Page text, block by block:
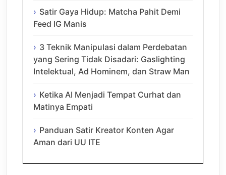
Satir Gaya Hidup: Matcha Pahit Demi
Feed IG Manis
3 Teknik Manipulasi dalam Perdebatan
yang Sering Tidak Disadari: Gaslighting
Intelektual, Ad Hominem, dan Straw Man
Ketika AI Menjadi Tempat Curhat dan
Matinya Empati
Panduan Satir Kreator Konten Agar
Aman dari UU ITE